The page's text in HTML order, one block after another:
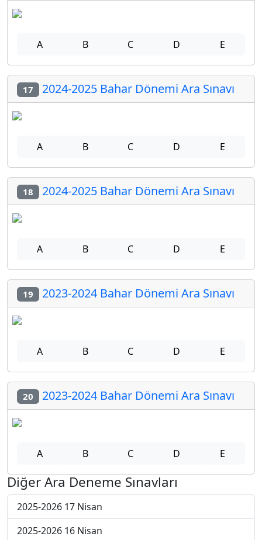
A B C D E
17 2024-2025 Bahar Dönemi Ara Sınavı
A B C D E
18 2024-2025 Bahar Dönemi Ara Sınavı
A B C D E
19 2023-2024 Bahar Dönemi Ara Sınavı
A B C D E
20 2023-2024 Bahar Dönemi Ara Sınavı
A B C D E
Diğer Ara Deneme Sınavları
2025-2026 17 Nisan
2025-2026 16 Nisan